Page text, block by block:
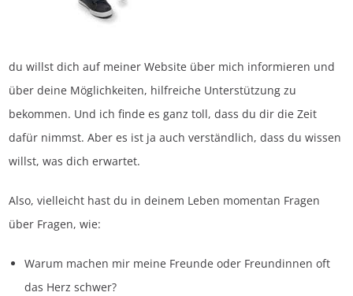
du willst dich auf meiner Website über mich informieren und
über deine Möglichkeiten, hilfreiche Unterstützung zu
bekommen. Und ich finde es ganz toll, dass du dir die Zeit
dafür nimmst. Aber es ist ja auch verständlich, dass du wissen
willst, was dich erwartet.
Also, vielleicht hast du in deinem Leben momentan Fragen
über Fragen, wie:
Warum machen mir meine Freunde oder Freundinnen oft
das Herz schwer?